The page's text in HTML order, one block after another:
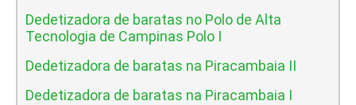
Dedetizadora de baratas no Polo de Alta
Tecnologia de Campinas Polo I
Dedetizadora de baratas na Piracambaia II
Dedetizadora de baratas na Piracambaia I